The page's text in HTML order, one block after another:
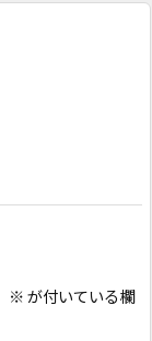
※が付いている欄